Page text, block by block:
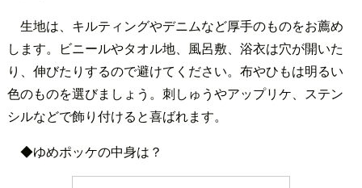
生地は、キルティングやデニムなど厚手のものをお薦め
します。ビニールやタオル地、風呂敷、浴衣は穴が開いた
り、伸びたりするので避けてください。布やひもは明るい
色のものを選びましょう。刺しゅうやアップリケ、ステン
シルなどで飾り付けると喜ばれます。
◆ゆめポッケの中身は？